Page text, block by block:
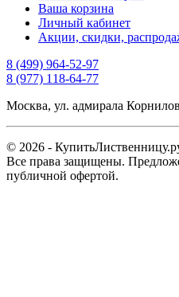
Ваша корзина
Личный кабинет
Акции, скидки,
8 (499) 964-52-97
8 (977) 118-64-77
Москва, ул. адмирала
© 2026 -
Все права защищены.
публичной офертой.